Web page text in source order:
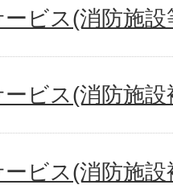
ビス(消防施
ビス(消防施
ビス(消防施